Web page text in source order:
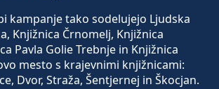
kampanje tako sodelujejo Ljudska
Knjižnica Črnomelj, Knjižnica
Pavla Golie Trebnje in Knjižnica
mesto s krajevnimi knjižnicami:
Dvor, Straža, Šentjernej in Škocjan.